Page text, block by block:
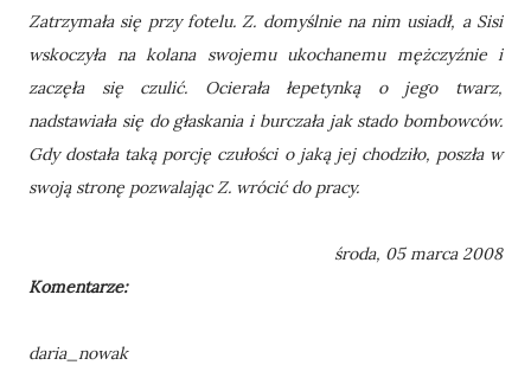
Zatrzymała się przy fotelu. Z. domyślnie na nim usiadł, a Sisi
wskoczyła na kolana swojemu ukochanemu mężczyźnie i
zaczęła się czulić. Ocierała łepetynką o jego twarz,
nadstawiała się do głaskania i burczała jak stado bombowców.
Gdy dostała taką porcję czułości o jaką jej chodziło, poszła w
swoją stronę pozwalając Z. wrócić do pracy.
środa, 05 marca 2008
Komentarze:
daria_nowak